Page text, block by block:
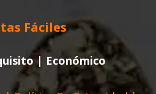
Fáciles
| Económico